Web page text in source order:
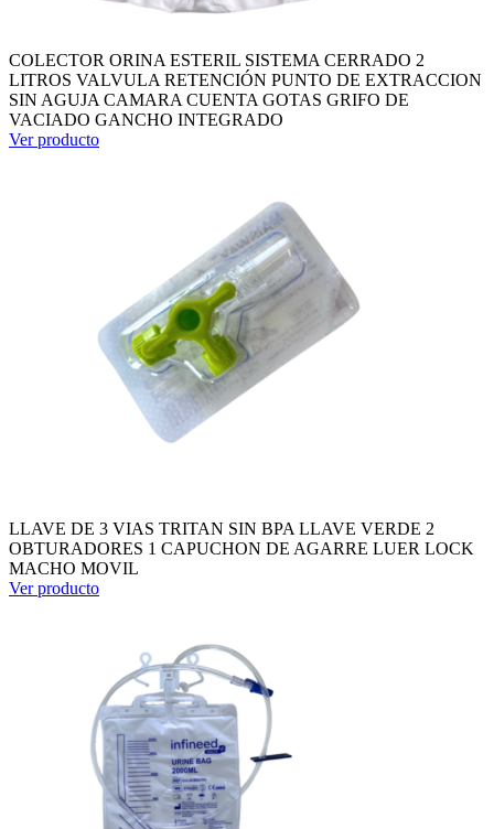
COLECTOR ORINA ESTERIL SISTEMA CERRADO 2
LITROS VALVULA RETENCIÓN PUNTO DE EXTRACCION
SIN AGUJA CAMARA CUENTA GOTAS GRIFO DE
VACIADO GANCHO INTEGRADO
Ver producto
LLAVE DE 3 VIAS TRITAN SIN BPA LLAVE VERDE 2
OBTURADORES 1 CAPUCHON DE AGARRE LUER LOCK
MACHO MOVIL
Ver producto